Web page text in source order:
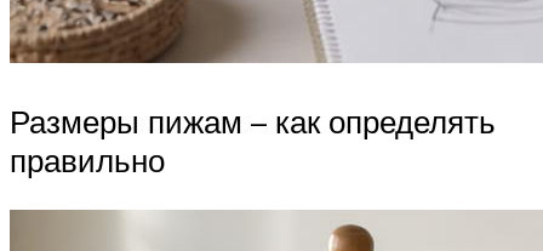
Размеры пижам – как определять
правильно